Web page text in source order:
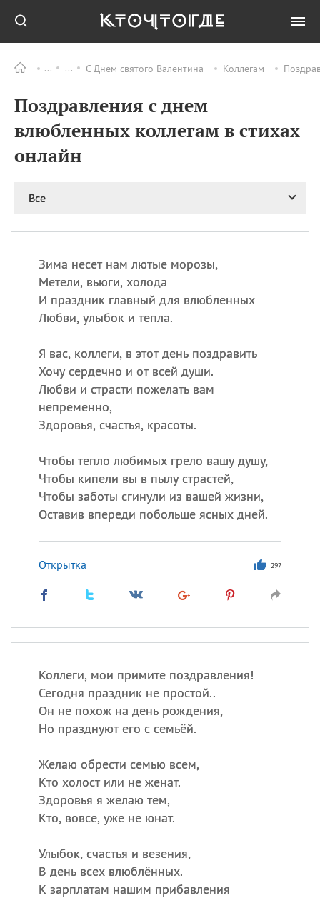
С Днем святого Валентина Коллегам
Поздравления с днем
влюбленных коллегам в стихах
онлайн
Все
Зима несет нам лютые морозы,
Метели, вьюги, холода
И праздник главный для влюбленных
Любви, улыбок и тепла.
Я вас, коллеги, в этот день поздравить
Хочу сердечно и от всей души.
Любви и страсти пожелать вам
непременно,
Здоровья, счастья, красоты.
Чтобы тепло любимых грело вашу душу,
Чтобы кипели вы в пылу страстей,
Чтобы заботы сгинули из вашей жизни,
Оставив впереди побольше ясных дней.
Открытка 297
Коллеги, мои примите поздравления!
Сегодня праздник не простой..
Он не похож на день рождения,
Но празднуют его с семьёй.
Желаю обрести семью всем,
Кто холост или не женат.
Здоровья я желаю тем,
Кто, вовсе, уже не юнат.
Улыбок, счастья и везения,
В день всех влюблённых.
К зарплатам нашим прибавления
ПРАЗДНИКИ Все
08.08 День «Счастье
Happens Day)
больных
09.08
Lovers Day)
ИМЕНА
Сегодня празднуют именины
Посмотреть значениеи
происхождение